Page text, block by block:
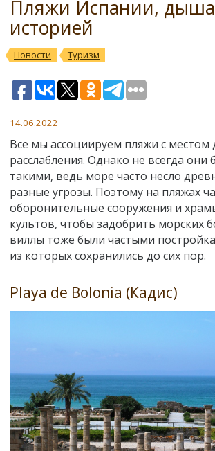
Пляжи Испании,
историей
Новости Туризм
14.06.2022
Все мы ассоциируем пляжи с местом
расслабления. Однако не всегда
такими, ведь море часто несло
разные угрозы. Поэтому на пляжах
оборонительные сооружения и
культов, чтобы задобрить морских
виллы тоже были частыми
из которых сохранились до сих пор.
Playa de Bolonia (Кадис)